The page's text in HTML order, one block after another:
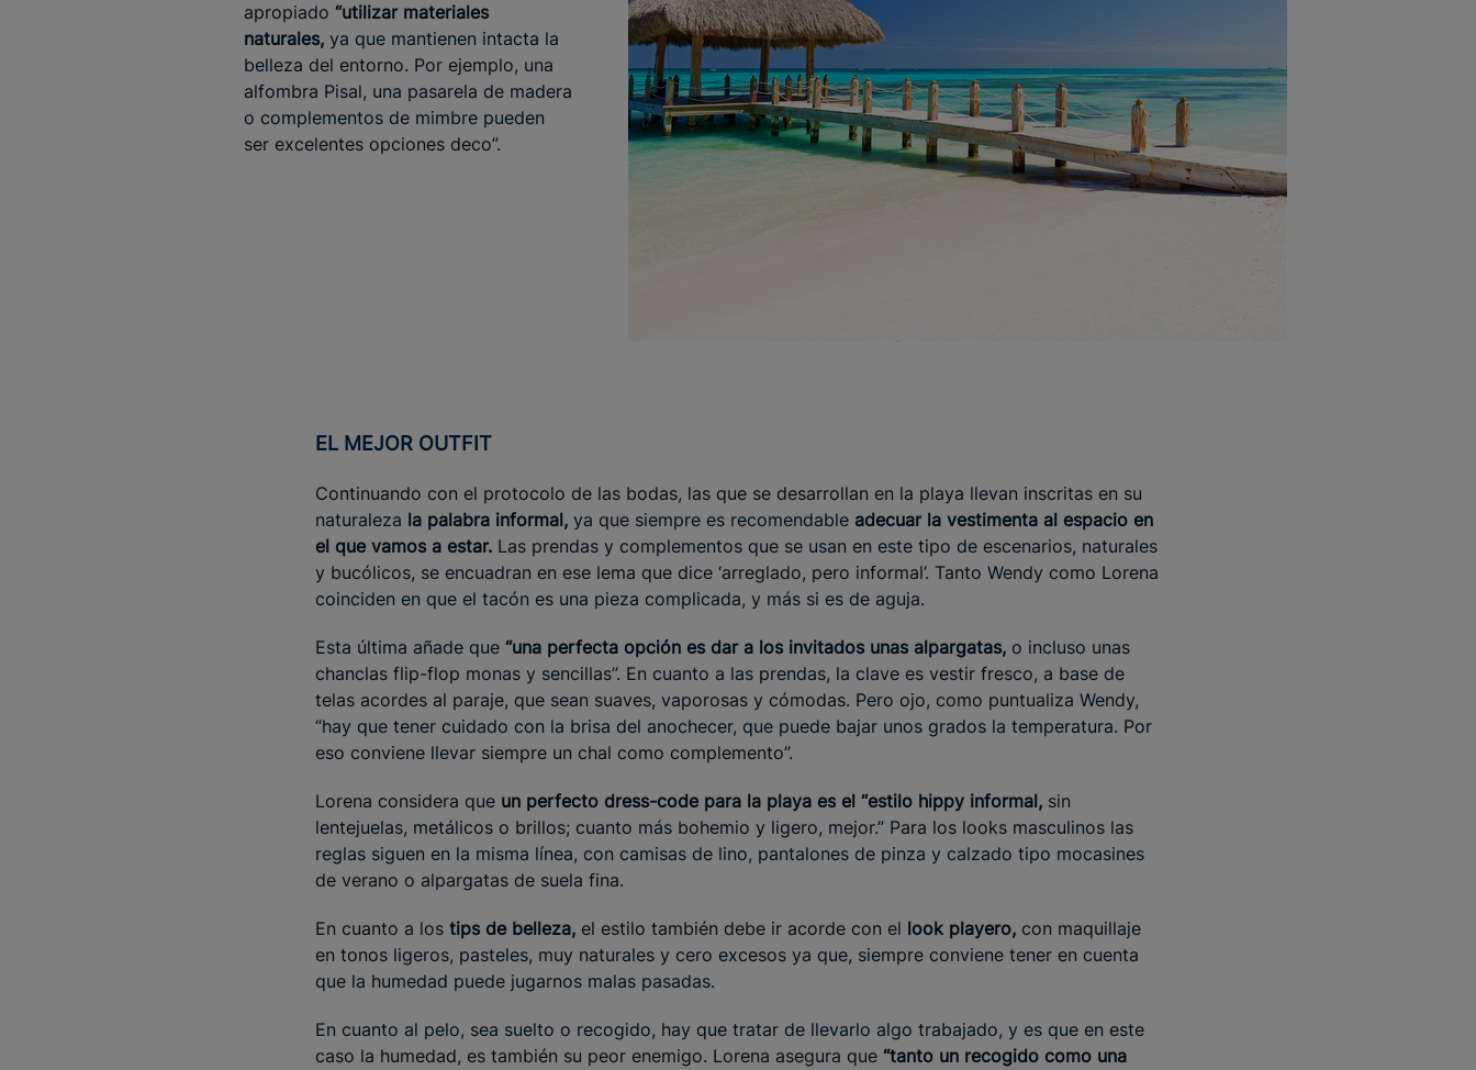
apropiado “utilizar materiales
naturales, ya que mantienen intacta la
belleza del entorno. Por ejemplo, una
alfombra Pisal, una pasarela de madera
o complementos de mimbre pueden
ser excelentes opciones deco”.
EL MEJOR OUTFIT
Continuando con el protocolo de las bodas, las que se desarrollan en la playa llevan inscritas en su
naturaleza la palabra informal, ya que siempre es recomendable adecuar la vestimenta al espacio en
el que vamos a estar. Las prendas y complementos que se usan en este tipo de escenarios, naturales
y bucólicos, se encuadran en ese lema que dice ‘arreglado, pero informal’. Tanto Wendy como Lorena
coinciden en que el tacón es una pieza complicada, y más si es de aguja.
Esta última añade que “una perfecta opción es dar a los invitados unas alpargatas, o incluso unas
chanclas flip-flop monas y sencillas”. En cuanto a las prendas, la clave es vestir fresco, a base de
telas acordes al paraje, que sean suaves, vaporosas y cómodas. Pero ojo, como puntualiza Wendy,
“hay que tener cuidado con la brisa del anochecer, que puede bajar unos grados la temperatura. Por
eso conviene llevar siempre un chal como complemento”.
Lorena considera que un perfecto dress-code para la playa es el “estilo hippy informal, sin
lentejuelas, metálicos o brillos; cuanto más bohemio y ligero, mejor.” Para los looks masculinos las
reglas siguen en la misma línea, con camisas de lino, pantalones de pinza y calzado tipo mocasines
de verano o alpargatas de suela fina.
En cuanto a los tips de belleza, el estilo también debe ir acorde con el look playero, con maquillaje
en tonos ligeros, pasteles, muy naturales y cero excesos ya que, siempre conviene tener en cuenta
que la humedad puede jugarnos malas pasadas.
En cuanto al pelo, sea suelto o recogido, hay que tratar de llevarlo algo trabajado, y es que en este
caso la humedad, es también su peor enemigo. Lorena asegura que “tanto un recogido como una